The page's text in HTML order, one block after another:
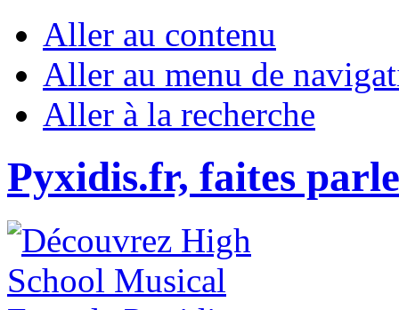
Aller au contenu
Aller au menu de
Aller à la recherche
Pyxidis.fr, faites